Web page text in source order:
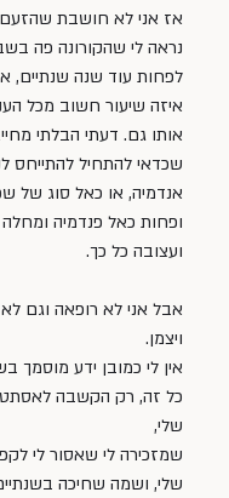
אז אני לא חושבת
נראה לי שהקורונה פה
לפחות עוד שנה שנתיים,
איזה שיעור חשוב מכל
אותו גם. דעתי הבלתי
שכדאי להתחיל להתייחס
אנדמיה, או כאל סוג של
ופחות כאל פנדמיה
ועצובה כל כך.
אבל אני לא רופאה וגם
ויצמן.
אין לי כמובן ידע מוסמך
כל זה, רק הקשבה
שלי,
שמזכירה לי שאסור לי
שלי, ושמה שחיכה